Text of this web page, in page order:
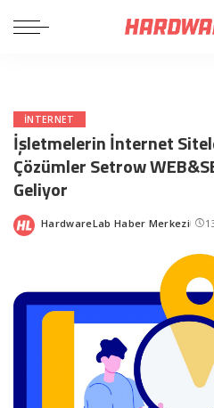
INTERNET
İşletmelerin İnternet
Çözümler Setrow
Geliyor
Posted
HardwareLab Haber Merkezi